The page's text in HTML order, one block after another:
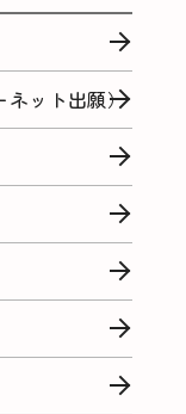
ネット出願）